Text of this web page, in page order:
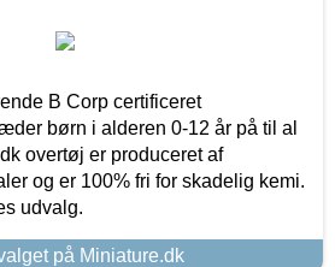
B Corp certificeret
børn i alderen 0-12 år på til al
overtøj er produceret af
og er 100% fri for skadelig kemi.
udvalg.
på Miniature.dk